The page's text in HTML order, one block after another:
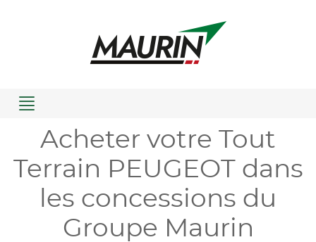
Menu
Acheter votre Tout
Terrain PEUGEOT dans
les concessions du
Groupe Maurin